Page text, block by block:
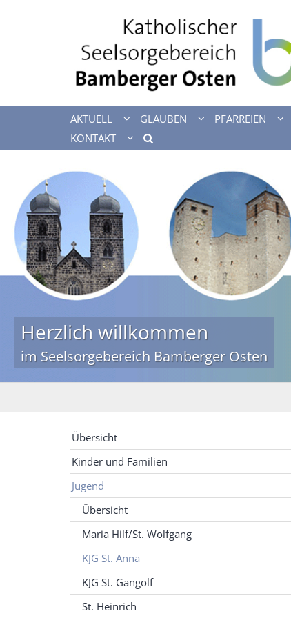
AKTUELL GLAUBEN PFARREIEN
KONTAKT
Herzlich willkommen
im Seelsorgebereich Bamberger Osten
Übersicht
Kinder und Familien
Jugend
Übersicht
Maria Hilf/St. Wolfgang
KJG St. Anna
KJG St. Gangolf
St. Heinrich